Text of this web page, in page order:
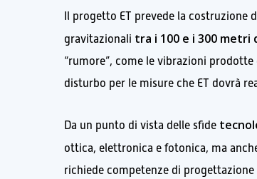
Il progetto ET prevede la
gravitazionali tra i 100 e i 300
“rumore”, come le vibrazioni
disturbo per le misure che ET dovrà
Da un punto di vista delle sfide
ottica, elettronica e fotonica, ma
richiede competenze di